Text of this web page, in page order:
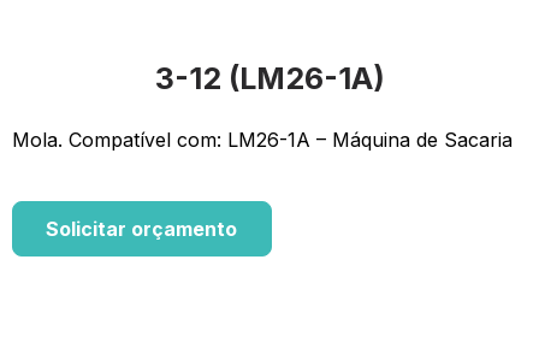
3-12 (LM26-1A)
Mola. Compatível com: LM26-1A – Máquina de Sacaria
Solicitar orçamento